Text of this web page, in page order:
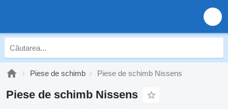
Piese de schimb Piese de schimb Nissens
Piese de schimb Nissens